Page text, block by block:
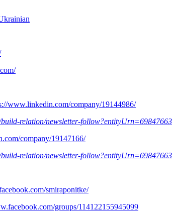
www.linkedin.com/company/19144986/
relation/newsletter-
company/19147166/
relation/newsletter-
smiraponitke/
groups/114122155945099